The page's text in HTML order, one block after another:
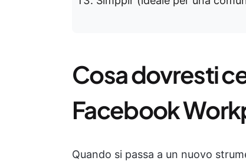
Cosa dovresti
Facebook
Quando si passa a un nuovo